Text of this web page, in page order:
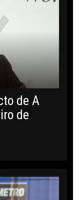
de A
de